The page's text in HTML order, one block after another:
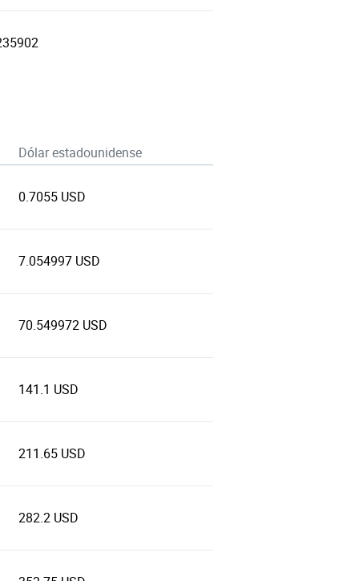
Dólar estadounidense
0.7055 USD
7.054997 USD
70.549972 USD
141.1 USD
211.65 USD
282.2 USD